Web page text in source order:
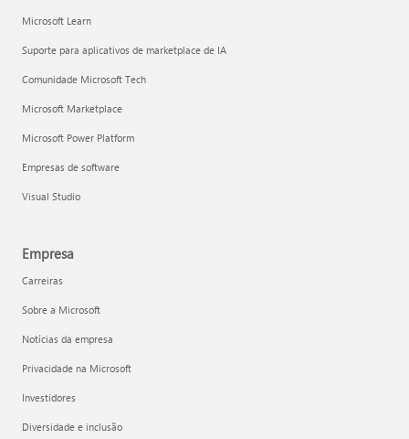
Microsoft Learn
Suporte para aplicativos de marketplace de IA
Comunidade Microsoft Tech
Microsoft Marketplace
Microsoft Power Platform
Empresas de software
Visual Studio
Empresa
Carreiras
Sobre a Microsoft
Notícias da empresa
Privacidade na Microsoft
Investidores
Diversidade e inclusão